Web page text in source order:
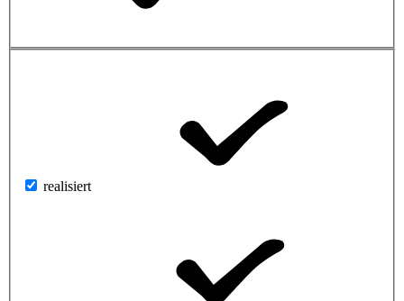
realisiert